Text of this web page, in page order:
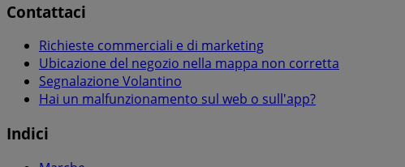
Contattaci
Richieste commerciali e di marketing
Ubicazione del negozio nella mappa non corretta
Segnalazione Volantino
Hai un malfunzionamento sul web o sull'app?
Indici